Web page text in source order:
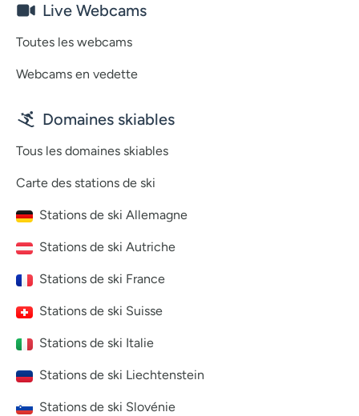
Live Webcams
Toutes les webcams
Webcams en vedette
Domaines skiables
Tous les domaines skiables
Carte des stations de ski
Stations de ski Allemagne
Stations de ski Autriche
Stations de ski France
Stations de ski Suisse
Stations de ski Italie
Stations de ski Liechtenstein
Stations de ski Slovénie